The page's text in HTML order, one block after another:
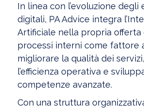
In linea con l’evoluzione degli
digitali, PA Advice integra
Artificiale nella propria offerta
processi interni come fattore
migliorare la qualità dei
l’efficienza operativa e
competenze avanzate.
Con una struttura